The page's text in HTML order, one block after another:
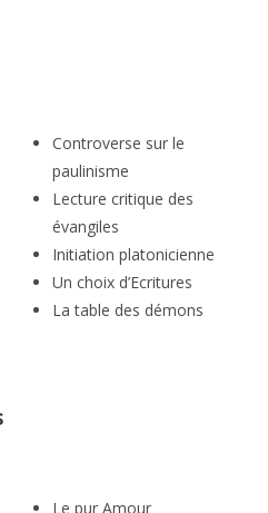
Controverse sur le
paulinisme
Lecture critique des
évangiles
Initiation platonicienne
Un choix d’Ecritures
La table des démons
Le pur Amour